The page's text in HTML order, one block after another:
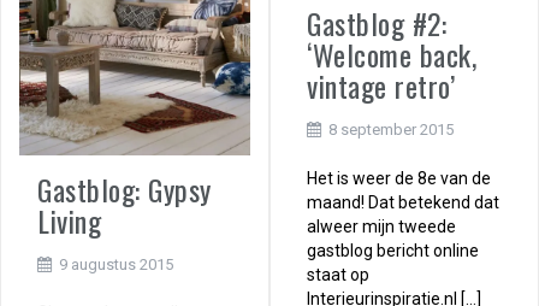
Gastblog #2:
‘Welcome back,
vintage retro’
8 september 2015
Het is weer de 8e van de
maand! Dat betekend dat
alweer mijn tweede
gastblog bericht online
staat op
Interieurinspiratie.nl […]
Gastblog: Gypsy
Living
9 augustus 2015